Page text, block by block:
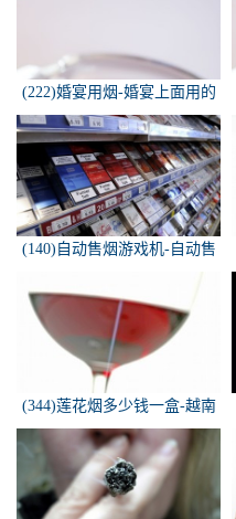
(222)婚宴用烟-婚宴上面用的
烟是怎样的
(140)自动售烟游戏机-自动售
(344)莲花烟多少钱一盒-越南
莲花香烟这款多少钱一条？